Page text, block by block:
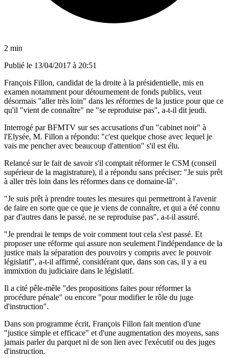
2 min
Publié le 13/04/2017 à 20:51
François Fillon, candidat de la droite à la présidentielle, mis en
examen notamment pour détournement de fonds publics, veut
désormais "aller très loin" dans les réformes de la justice pour que ce
qu'il "vient de connaître" ne "se reproduise pas", a-t-il dit jeudi.
Interrogé par BFMTV sur ses accusations d'un "cabinet noir" à
l'Elysée, M. Fillon a répondu: "c'est quelque chose avec lequel je
vais me pencher avec beaucoup d'attention" s'il est élu.
Relancé sur le fait de savoir s'il comptait réformer le CSM (conseil
supérieur de la magistrature), il a répondu sans préciser: "Je suis prêt
à aller très loin dans les réformes dans ce domaine-là".
"Je suis prêt à prendre toutes les mesures qui permettront à l'avenir
de faire en sorte que ce que je viens de connaître, et qui a été connu
par d'autres dans le passé, ne se reproduise pas", a-t-il assuré.
"Je prendrai le temps de voir comment tout cela s'est passé. Et
proposer une réforme qui assure non seulement l'indépendance de la
justice mais la séparation des pouvoirs y compris avec le pouvoir
législatif", a-t-il affirmé, considérant que, dans son cas, il y a eu
immixtion du judiciaire dans le législatif.
Il a cité pêle-mêle "des propositions faites pour réformer la
procédure pénale" ou encore "pour modifier le rôle du juge
d'instruction".
Dans son programme écrit, François Fillon fait mention d'une
"justice simple et efficace" et d'une augmentation des moyens, sans
jamais parler du parquet ni de son lien avec l'exécutif ou des juges
d'instruction.